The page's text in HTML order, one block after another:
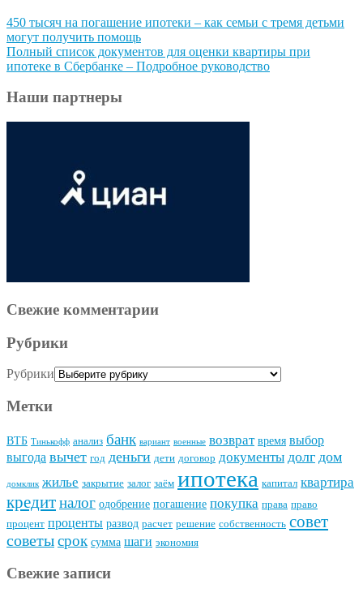
450 тысяч на погашение ипотеки – как семьи с тремя детьми
могут получить помощь
Полный список документов для оценки квартиры при
ипотеке в Сбербанке – Подробное руководство
Наши партнеры
Свежие комментарии
Рубрики
Рубрики
Метки
ВТБ Тинькофф анализ банк вариант военные возврат время выбор
выгода вычет год деньги дети договор документы долг дом
домклик жилье закрытие залог заём ипотека капитал квартира
кредитналог одобрение погашение покупка права право
процент проценты развод расчет решение собственность совет
советысрок сумма шаги экономия
Свежие записи